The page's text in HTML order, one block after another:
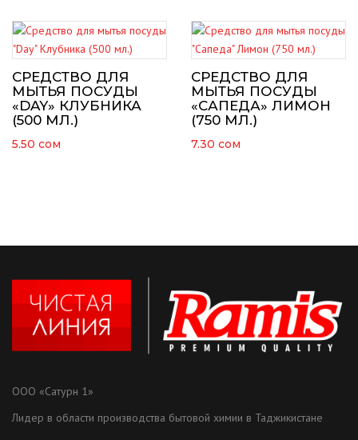
СРЕДСТВО ДЛЯ
МЫТЬЯ ПОСУДЫ
«DAY» КЛУБНИКА
(500 МЛ.)
5.50 сом
СРЕДСТВО ДЛЯ
МЫТЬЯ ПОСУДЫ
«САПЕДА» ЛИМОН
(750 МЛ.)
7.30 сом
ООО «Сатурн 1»
Лидер в области производства бытовой химии в Таджикистане